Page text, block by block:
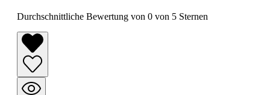
Durchschnittliche Bewertung von 0 von 5 Sternen